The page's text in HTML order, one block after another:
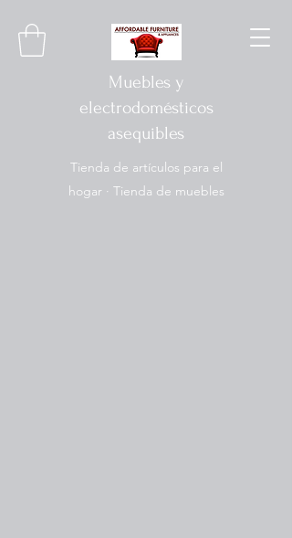
Muebles y
electrodomésticos
asequibles
Tienda de artículos para el
hogar · Tienda de muebles